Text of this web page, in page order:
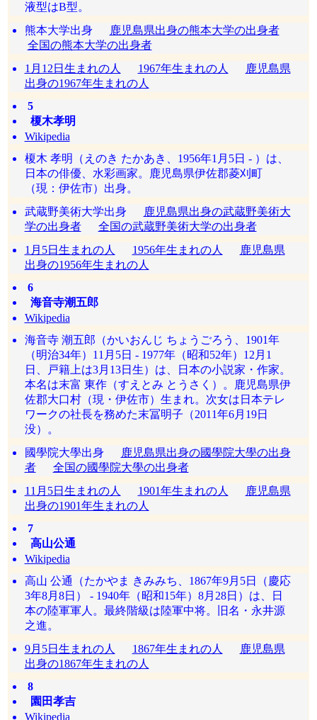
液型はB型。
熊本大学出身
鹿児島県出身の熊本大学の出身者
全国の熊本大学の出身者
1月12日生まれの人
1967年生まれの人
鹿児島県
出身の1967年生まれの人
5
榎木孝明
Wikipedia
榎木 孝明（えのき たかあき、1956年1月5日 - ）は、
日本の俳優、水彩画家。鹿児島県伊佐郡菱刈町
（現：伊佐市）出身。
武蔵野美術大学出身
鹿児島県出身の武蔵野美術大
学の出身者
全国の武蔵野美術大学の出身者
1月5日生まれの人
1956年生まれの人
鹿児島県
出身の1956年生まれの人
6
海音寺潮五郎
Wikipedia
海音寺 潮五郎（かいおんじ ちょうごろう、1901年
（明治34年）11月5日 - 1977年（昭和52年）12月1
日、戸籍上は3月13日生）は、日本の小説家・作家。
本名は末富 東作（すえとみ とうさく）。鹿児島県伊
佐郡大口村（現・伊佐市）生まれ。次女は日本テレ
ワークの社長を務めた末冨明子（2011年6月19日
没）。
國學院大學出身
鹿児島県出身の國學院大學の出身
者
全国の國學院大學の出身者
11月5日生まれの人
1901年生まれの人
鹿児島県
出身の1901年生まれの人
7
高山公通
Wikipedia
高山 公通（たかやま きみみち、1867年9月5日（慶応
3年8月8日） - 1940年（昭和15年）8月28日）は、日
本の陸軍軍人。最終階級は陸軍中将。旧名・永井源
之進。
9月5日生まれの人
1867年生まれの人
鹿児島県
出身の1867年生まれの人
8
園田孝吉
Wikipedia